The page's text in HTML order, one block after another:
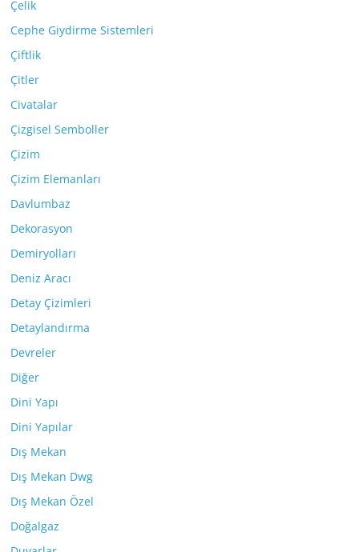
Çelik
Cephe Giydirme Sistemleri
Çiftlik
Çitler
Civatalar
Çizgisel Semboller
Çizim
Çizim Elemanları
Davlumbaz
Dekorasyon
Demiryolları
Deniz Aracı
Detay Çizimleri
Detaylandırma
Devreler
Diğer
Dini Yapı
Dini Yapılar
Dış Mekan
Dış Mekan Dwg
Dış Mekan Özel
Doğalgaz